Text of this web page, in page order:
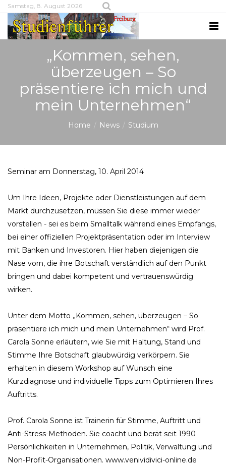
Samstag, 8. August 2026
„Kommen, sehen,
überzeugen – So
präsentiere ich mich und
mein Unternehmen“
Home News Studium
Seminar am Donnerstag, 10. April 2014
Um Ihre Ideen, Projekte oder Dienstleistungen auf dem
Markt durchzusetzen, müssen Sie diese immer wieder
vorstellen - sei es beim Smalltalk während eines Empfangs,
bei einer offiziellen Projektpräsentation oder im Interview
mit Banken und Investoren. Hier haben diejenigen die
Nase vorn, die ihre Botschaft verständlich auf den Punkt
bringen und dabei kompetent und vertrauenswürdig
wirken.
Unter dem Motto „Kommen, sehen, überzeugen – So
präsentiere ich mich und mein Unternehmen“ wird Prof.
Carola Sonne erläutern, wie Sie mit Haltung, Stand und
Stimme Ihre Botschaft glaubwürdig verkörpern. Sie
erhalten in diesem Workshop auf Wunsch eine
Kurzdiagnose und individuelle Tipps zum Optimieren Ihres
Auftritts.
Prof. Carola Sonne ist Trainerin für Stimme, Auftritt und
Anti-Stress-Methoden. Sie coacht und berät seit 1990
Persönlichkeiten in Unternehmen, Politik, Verwaltung und
Non-Profit-Organisationen. www.venividivici-online.de